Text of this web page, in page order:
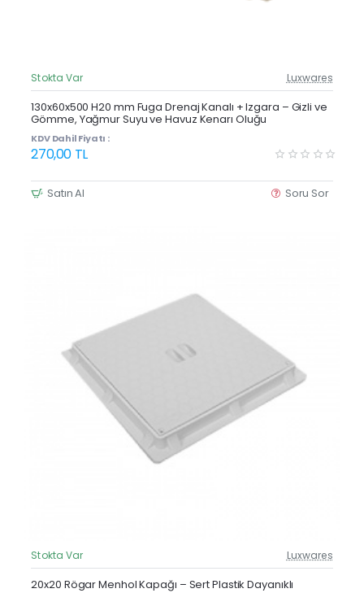
Güncel Fiyat
Yeni Ürün
Stokta Var Luxwares
130x60x500 H20 mm Fuga Drenaj Kanalı + Izgara – Gizli ve
Gömme, Yağmur Suyu ve Havuz Kenarı Oluğu
KDV Dahil Fiyatı :
270,00 TL
Satın Al Soru Sor
Güncel Fiyat
Stokta Var Luxwares
20x20 Rögar Menhol Kapağı – Sert Plastik Dayanıklı